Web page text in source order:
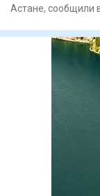
Астане, сообщили